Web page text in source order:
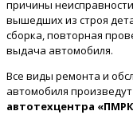
причины
вышедших из строя
сборка, повторная
выдача автомобиля.
Все виды ремонта и
автомобиля произведут
автотехцентра